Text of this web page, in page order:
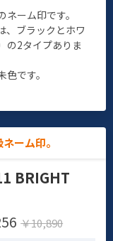
ネーム印です。
、ブラックとホワ
の2タイプありま
です。
ーム印。
BRIGHT
￥10,890